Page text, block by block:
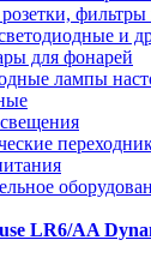
и
для фонарей
лампы
LR6/AA